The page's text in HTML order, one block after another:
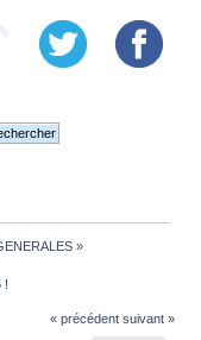
»
!
« précédent suivant »